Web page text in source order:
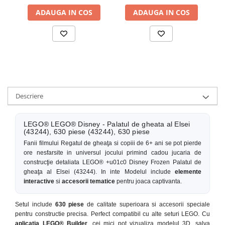
ADAUGA IN COS ADAUGA IN COS
Descriere
LEGO® LEGO® Disney - Palatul de gheata al Elsei
(43244), 630 piese (43244), 630 piese
Fanii filmului Regatul de gheaţa si copiii de 6+ ani se pot pierde
ore nesfarsite in universul jocului primind cadou jucaria de
construcţie detaliata LEGO® +u01c0 Disney Frozen Palatul de
gheaţa al Elsei (43244). In inte Modelul include elemente
interactive si accesorii tematice pentru joaca captivanta.
Setul include 630 piese de calitate superioara si accesorii speciale
pentru constructie precisa. Perfect compatibil cu alte seturi LEGO. Cu
aplicatia LEGO® Builder , cei mici pot vizualiza modelul 3D, salva